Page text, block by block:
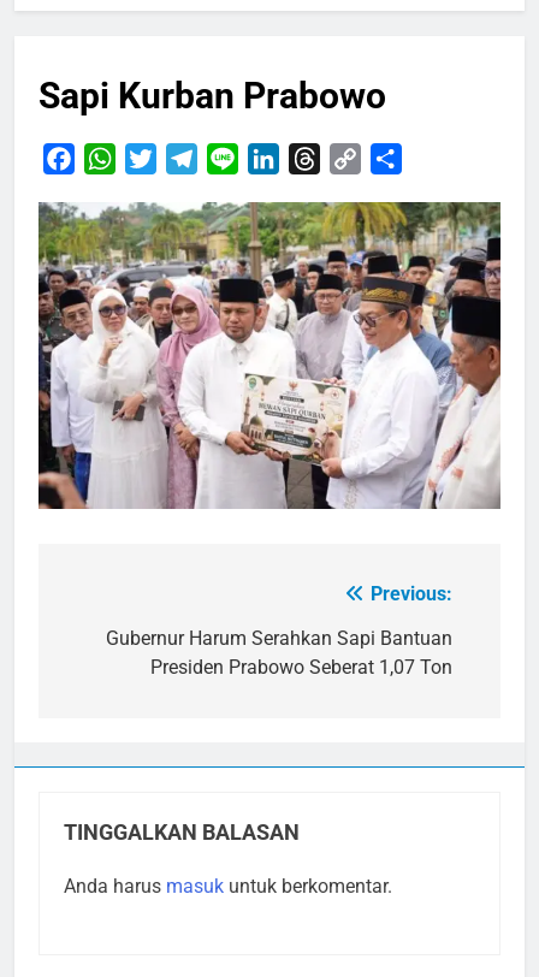
Sapi Kurban Prabowo
FacebookWhatsApp
TwitterTelegram
Line LinkedInThreads
Copy
pos
Previous:
Gubernur Harum Serahkan Sapi Bantuan
Presiden Prabowo Seberat 1,07 Ton
TINGGALKAN BALASAN
Anda harus masuk untuk berkomentar.